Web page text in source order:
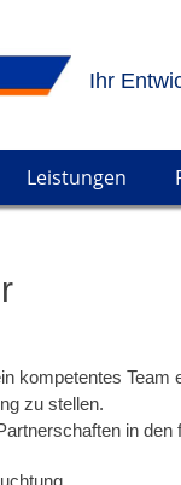
Ihr
Leistungen
kompetentes Team
zu stellen.
in den